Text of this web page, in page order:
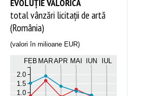
total vânzări licitații de artă
(România)
(valori în milioane EUR)
FEB MARAPR MAI IUN IUL
1.0
1.5
2.0